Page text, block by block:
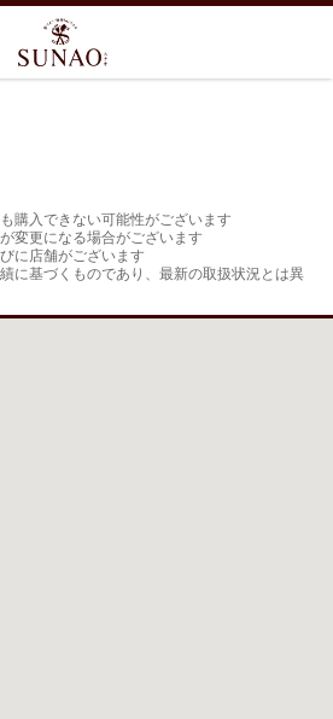
購入できない可能性がございます
変更になる場合がございます
に店舗がございます
に基づくものであり、最新の取扱状況とは異